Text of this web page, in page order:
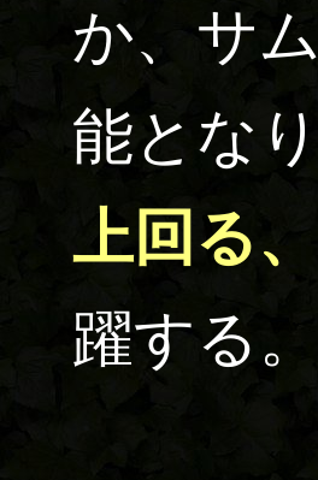
か、サ
能となり
上回る
躍する。